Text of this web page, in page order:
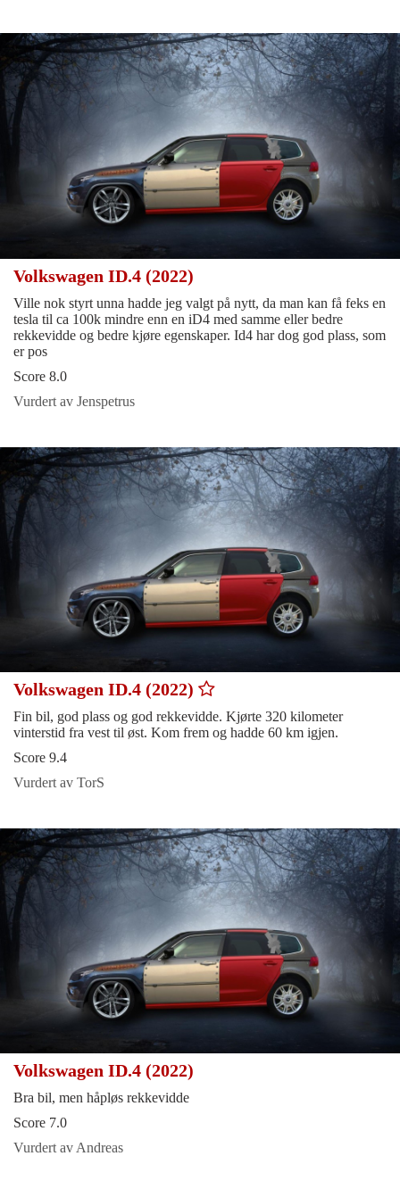
Volkswagen ID.4 (2022)
Ville nok styrt unna hadde jeg valgt på nytt, da man kan få feks en
tesla til ca 100k mindre enn en iD4 med samme eller bedre
rekkevidde og bedre kjøre egenskaper. Id4 har dog god plass, som
er pos
Score 8.0
Vurdert av Jenspetrus
Volkswagen ID.4 (2022)
Fin bil, god plass og god rekkevidde. Kjørte 320 kilometer
vinterstid fra vest til øst. Kom frem og hadde 60 km igjen.
Score 9.4
Vurdert av TorS
Volkswagen ID.4 (2022)
Bra bil, men håpløs rekkevidde
Score 7.0
Vurdert av Andreas